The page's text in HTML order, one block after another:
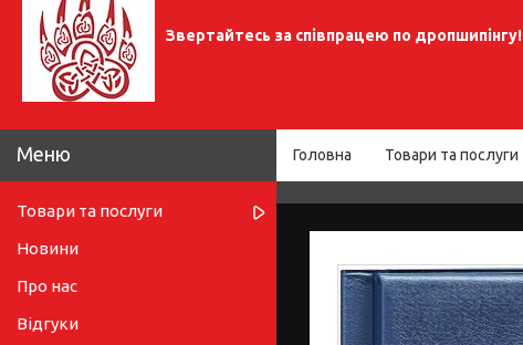
Звертайтесь за співпрацею по дропшипінгу!
Головна Товари та послуги
Товари та послуги
Новини
Про нас
Відгуки